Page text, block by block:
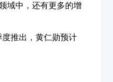
域中，还有更多的增
推出，黄仁勋预计